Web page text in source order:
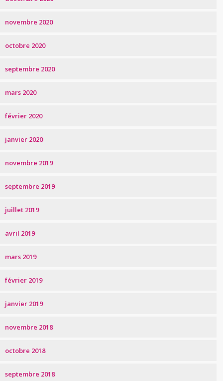
novembre 2020
octobre 2020
septembre 2020
mars 2020
février 2020
janvier 2020
novembre 2019
septembre 2019
juillet 2019
avril 2019
mars 2019
février 2019
janvier 2019
novembre 2018
octobre 2018
septembre 2018